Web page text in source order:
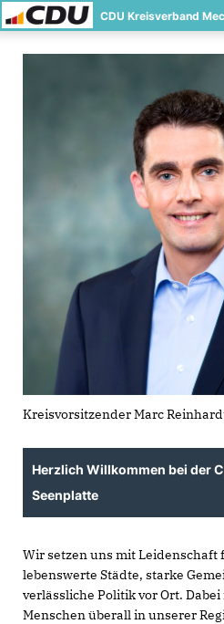
CDU Kreisverband
Kreisvorsitzender Marc
Herzlich Willkommen bei der
Seenplatte
Wir setzen uns mit Leidenschaft
lebenswerte Städte, starke
verlässliche Politik vor Ort.
Menschen überall in unserer